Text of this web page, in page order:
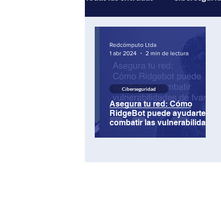
Multicloud Inteligencia
Asegura tu red: Cómo
RidgeBot puede ayudarte a
combatir las vulnerabilidades
Ciberseguridad
Redcómputo Ltda
1 abr 2024
2 min de lectura